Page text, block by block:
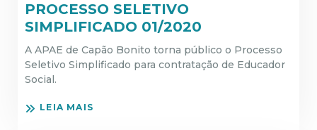
PROCESSO SELETIVO
SIMPLIFICADO 01/2020
A APAE de Capão Bonito torna público o Processo
Seletivo Simplificado para contratação de Educador
Social.
LEIA MAIS